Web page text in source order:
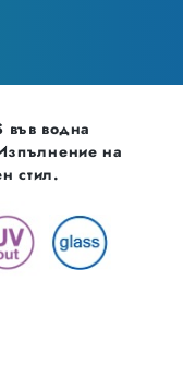
във водна
на
стил.